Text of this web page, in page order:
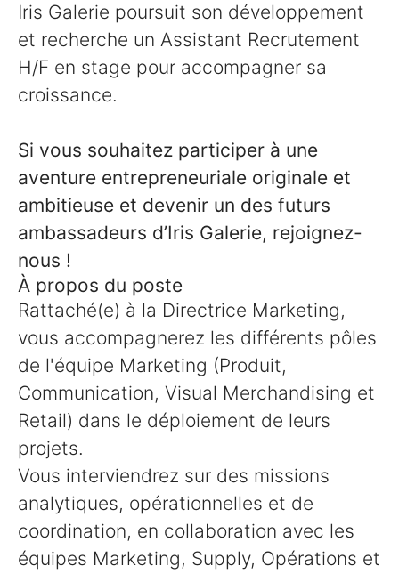
Iris Galerie poursuit son développement
et recherche un Assistant Recrutement
H/F en stage pour accompagner sa
croissance.
Si vous souhaitez participer à une
aventure entrepreneuriale originale et
ambitieuse et devenir un des futurs
ambassadeurs d’Iris Galerie, rejoignez-
nous !
À propos du poste
Rattaché(e) à la Directrice Marketing,
vous accompagnerez les différents pôles
de l'équipe Marketing (Produit,
Communication, Visual Merchandising et
Retail) dans le déploiement de leurs
projets.
Vous interviendrez sur des missions
analytiques, opérationnelles et de
coordination, en collaboration avec les
équipes Marketing, Supply, Opérations et